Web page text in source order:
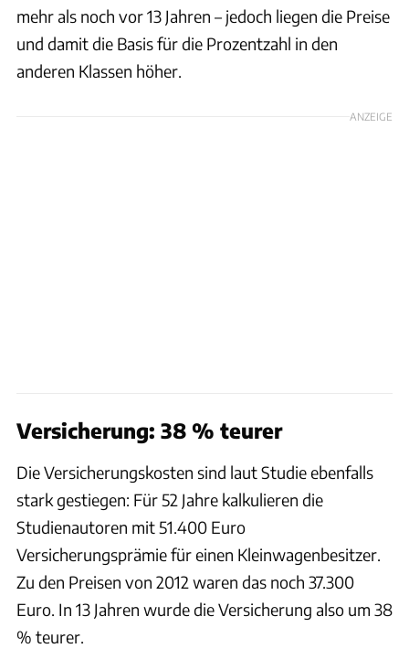
mehr als noch vor 13 Jahren – jedoch liegen die Preise
und damit die Basis für die Prozentzahl in den
anderen Klassen höher.
ANZEIGE
Versicherung: 38 % teurer
Die Versicherungskosten sind laut Studie ebenfalls
stark gestiegen: Für 52 Jahre kalkulieren die
Studienautoren mit 51.400 Euro
Versicherungsprämie für einen Kleinwagenbesitzer.
Zu den Preisen von 2012 waren das noch 37.300
Euro. In 13 Jahren wurde die Versicherung also um 38
% teurer.